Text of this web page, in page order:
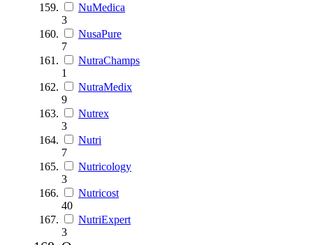
NuMedica
3
NusaPure
7
NutraChamps
1
NutraMedix
9
Nutrex
3
Nutri
7
Nutricology
3
Nutricost
40
NutriExpert
3